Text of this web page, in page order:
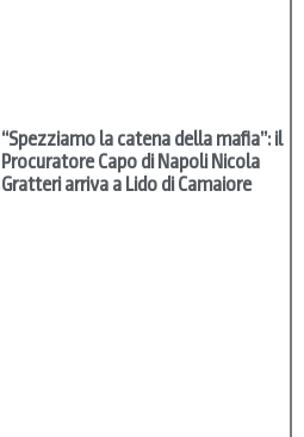
“Spezziamo la catena della mafia”: il
Procuratore Capo di Napoli Nicola
Gratteri arriva a Lido di Camaiore